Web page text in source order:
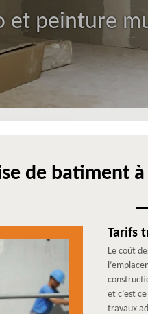
et peinture
de batiment
Tarifs
Le coût
et c’est
travaux